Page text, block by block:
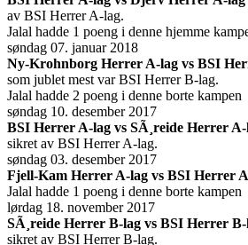
av BSI Herrer A-lag.
Jalal hadde 1 poeng i denne hjemme
søndag 07. januar 2018
Ny-Krohnborg Herrer A-lag vs BSI
som jublet mest var BSI Herrer B-lag.
Jalal hadde 2 poeng i denne borte kampen
søndag 10. desember 2017
BSI Herrer A-lag vs SÃ¸reide Herrer A-
sikret av BSI Herrer A-lag.
søndag 03. desember 2017
Fjell-Kam Herrer A-lag vs BSI Herrer
Jalal hadde 1 poeng i denne borte kampen
lørdag 18. november 2017
SÃ¸reide Herrer B-lag vs BSI Herrer B-
sikret av BSI Herrer B-lag.